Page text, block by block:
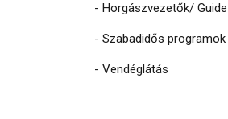
- Horgászvezetők/
- Szabadidős programok
- Vendéglátás